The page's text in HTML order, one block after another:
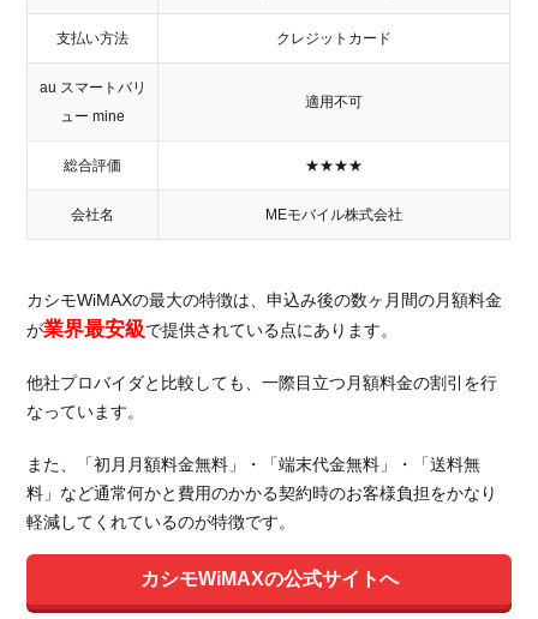
支払い方法 クレジットカード
au スマートバリ
ュー mine
適用不可
総合評価 ★★★★
会社名 MEモバイル株式会社
カシモWiMAXの最大の特徴は、申込み後の数ヶ月間の月額料金
が業界最安級で提供されている点にあります。
他社プロバイダと比較しても、一際目立つ月額料金の割引を行
なっています。
また、「初月月額料金無料」・「端末代金無料」・「送料無
料」など通常何かと費用のかかる契約時のお客様負担をかなり
軽減してくれているのが特徴です。
カシモWiMAXの公式サイトへ